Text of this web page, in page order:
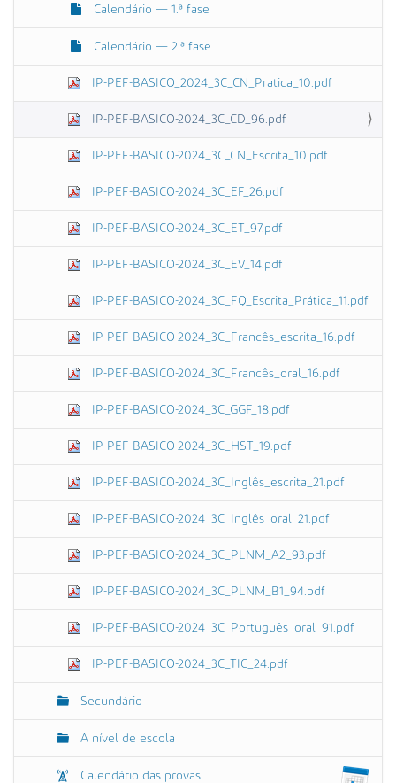
Calendário — 1.ª fase
Calendário — 2.ª fase
IP-PEF-BASICO_2024_3C_CN_Pratica_10.pdf
IP-PEF-BASICO-2024_3C_CD_96.pdf
IP-PEF-BASICO-2024_3C_CN_Escrita_10.pdf
IP-PEF-BASICO-2024_3C_EF_26.pdf
IP-PEF-BASICO-2024_3C_ET_97.pdf
IP-PEF-BASICO-2024_3C_EV_14.pdf
IP-PEF-BASICO-2024_3C_FQ_Escrita_Prática_11.pdf
IP-PEF-BASICO-2024_3C_Francês_escrita_16.pdf
IP-PEF-BASICO-2024_3C_Francês_oral_16.pdf
IP-PEF-BASICO-2024_3C_GGF_18.pdf
IP-PEF-BASICO-2024_3C_HST_19.pdf
IP-PEF-BASICO-2024_3C_Inglês_escrita_21.pdf
IP-PEF-BASICO-2024_3C_Inglês_oral_21.pdf
IP-PEF-BASICO-2024_3C_PLNM_A2_93.pdf
IP-PEF-BASICO-2024_3C_PLNM_B1_94.pdf
IP-PEF-BASICO-2024_3C_Português_oral_91.pdf
IP-PEF-BASICO-2024_3C_TIC_24.pdf
Secundário
A nível de escola
Calendário das provas